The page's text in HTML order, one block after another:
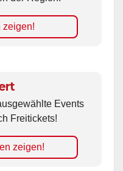
zeigen!
Events
Freitickets!
zeigen!